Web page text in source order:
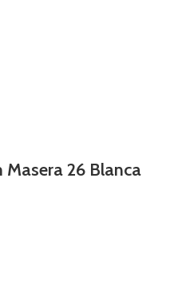
26 Blanca